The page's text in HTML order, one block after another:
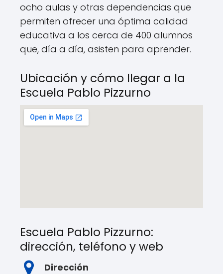
ocho aulas y otras dependencias que
permiten ofrecer una óptima calidad
educativa a los cerca de 400 alumnos
que, día a día, asisten para aprender.
Ubicación y cómo llegar a la
Escuela Pablo Pizzurno
Escuela Pablo Pizzurno:
dirección, teléfono y web
Dirección